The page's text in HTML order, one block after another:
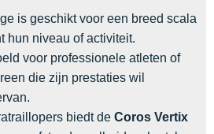
is geschikt voor een breed scala
hun niveau of activiteit.
voor professionele atleten of
die zijn prestaties wil
biedt de Coros Vertix